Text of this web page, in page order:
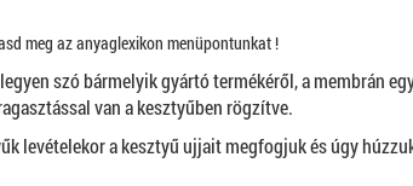
meg az anyaglexikon menüpontunkat !
szó bármelyik gyártó termékéről, a membrán
van a kesztyűben rögzítve.
levételekor a kesztyű ujjait megfogjuk és úgy